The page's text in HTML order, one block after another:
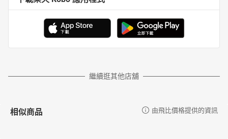
繼續逛其他店舖
相似商品 由飛比價格提供的資訊